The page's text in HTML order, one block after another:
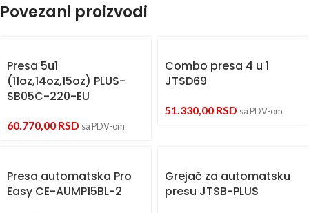
Povezani proizvodi
Presa 5u1
(11oz,14oz,15oz) PLUS-
SB05C-220-EU
60.770,00 RSD sa PDV-om
Combo presa 4 u 1
JTSD69
51.330,00 RSD sa PDV-om
Presa automatska Pro
Easy CE-AUMP15BL-2
Grejač za automatsku
presu JTSB-PLUS